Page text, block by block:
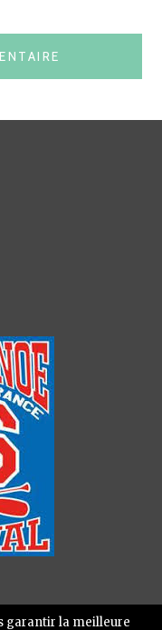
garantir la meilleure